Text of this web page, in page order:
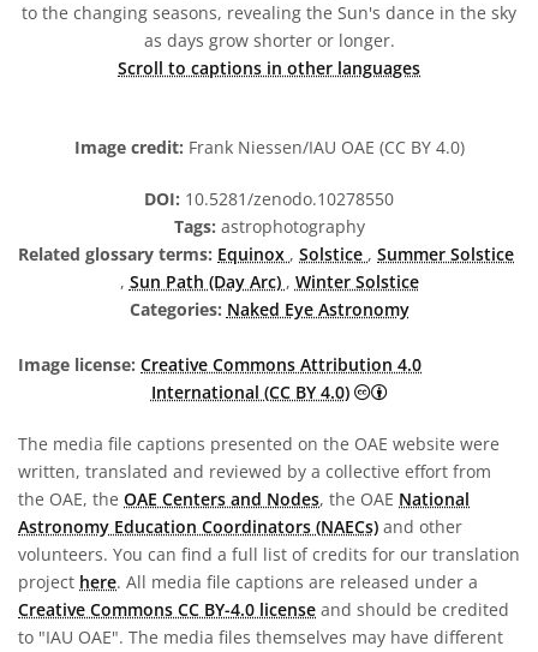
to the changing seasons, revealing the Sun's dance in the sky
as days grow shorter or longer.
Scroll to captions in other languages
Image credit: Frank Niessen/IAU OAE (CC BY 4.0)
DOI: 10.5281/zenodo.10278550
Tags: astrophotography
Related glossary terms: Equinox , Solstice , Summer Solstice
, Sun Path (Day Arc) , Winter Solstice
Categories: Naked Eye Astronomy
Image license: Creative Commons Attribution 4.0
International (CC BY 4.0)
Creative
The media file captions presented on the OAE website were
written, translated and reviewed by a collective effort from
the OAE, the OAE Centers and Nodes, the OAE National
Astronomy Education Coordinators (NAECs) and other
volunteers. You can find a full list of credits for our translation
project here. All media file captions are released under a
Creative Commons CC BY-4.0 license and should be credited
to "IAU OAE". The media files themselves may have different